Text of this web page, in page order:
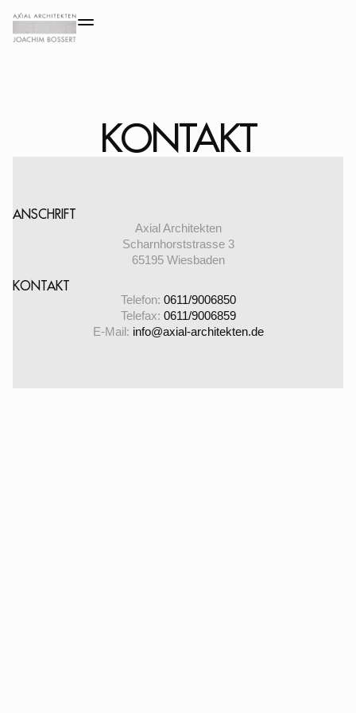
KONTAKT
ANSCHRIFT
Axial Architekten
Scharnhorststrasse 3
65195 Wiesbaden
KONTAKT
Telefon: 0611/9006850
Telefax: 0611/9006859
E-Mail: info@axial-architekten.de